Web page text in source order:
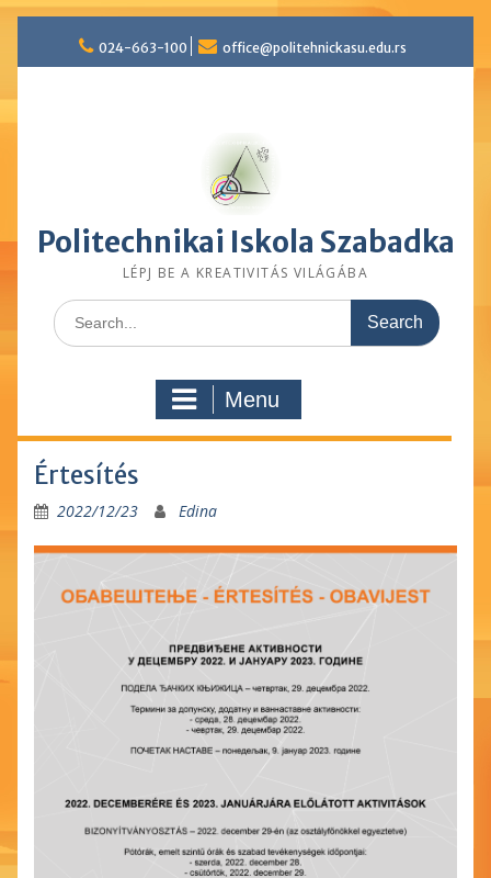
content
024-663-100 office@politehnickasu.edu.rs
Politechnikai Iskola Szabadka
LÉPJ BE A KREATIVITÁS VILÁGÁBA
Search
for:
Menu
Értesítés
2022/12/23 Edina